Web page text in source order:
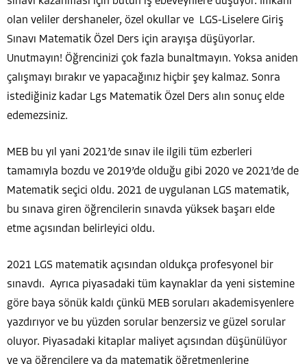
olan veliler dershaneler, özel okullar ve LGS-Liselere Giriş
Sınavı Matematik Özel Ders için arayışa düşüyorlar.
Unutmayın! Öğrencinizi çok fazla bunaltmayın. Yoksa aniden
çalışmayı bırakır ve yapacağınız hiçbir şey kalmaz. Sonra
istediğiniz kadar Lgs Matematik Özel Ders alın sonuç elde
edemezsiniz.
MEB bu yıl yani 2021’de sınav ile ilgili tüm ezberleri
tamamıyla bozdu ve 2019’de olduğu gibi 2020 ve 2021’de de
Matematik seçici oldu. 2021 de uygulanan LGS matematik,
bu sınava giren öğrencilerin sınavda yüksek başarı elde
etme açısından belirleyici oldu.
2021 LGS matematik açısından oldukça profesyonel bir
sınavdı. Ayrıca piyasadaki tüm kaynaklar da yeni sistemine
göre baya sönük kaldı çünkü MEB soruları akademisyenlere
yazdırıyor ve bu yüzden sorular benzersiz ve güzel sorular
oluyor. Piyasadaki kitaplar maliyet açısından düşünülüyor
ve ya öğrencilere ya da matematik öğretmenlerine